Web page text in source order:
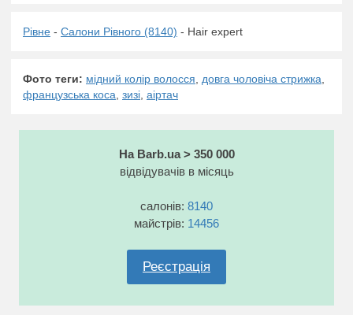
Рівне - Салони Рівного (8140) - Hair expert
Фото теги: мідний колір волосся довга чоловіча стрижка
французська коса зизі аіртач
На Barb.ua > 350 000
відвідувачів в місяць
салонів: 8140
майстрів: 14456
Реєстрація